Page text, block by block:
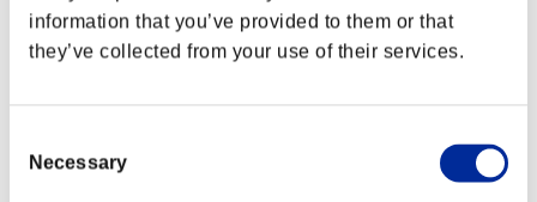
information that you’ve provided to them or that
they’ve collected from your use of their services.
Selection
Necessary
Misiones completadas: 15 o más
Misiones completadas: 20 o más